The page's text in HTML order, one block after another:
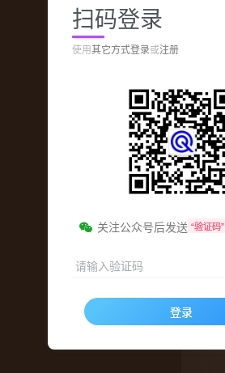
扫码登录
使用其它方式登录或注册
关注公众号后发送 “验证码”
请输入验证码
登录